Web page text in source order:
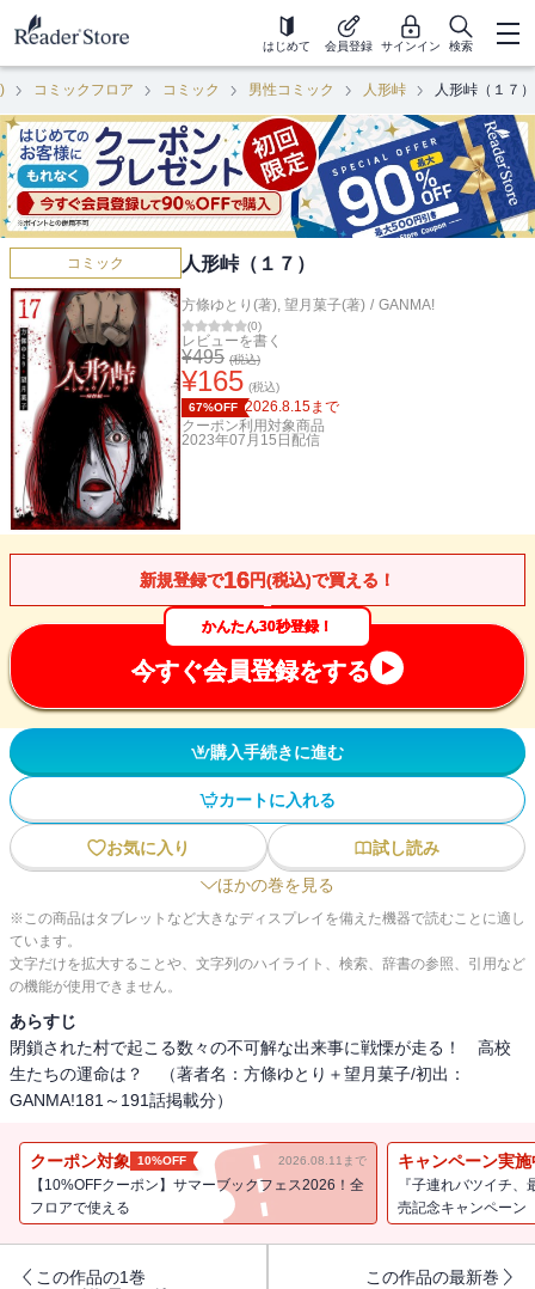
はじめて 会員登録 サインイン 検索
コミックフロア コミック 男性コミック 人形峠 人形峠（１７）
コミック 人形峠（１７）
方條ゆとり(著), 望月菓子(著) / GANMA!
(0)
レビューを書く
¥495 (税込)
¥165 (税込)
67%OFF 2026.8.15まで
クーポン利用対象商品
2023年07月15日 配信
新規登録で16円(税込)で買える！
かんたん30秒登録！
今すぐ会員登録をする
購入手続きに進む
カートに入れる
お気に入り
試し読み
ほかの巻を見る
※この商品はタブレットなど大きなディスプレイを備えた機器で読むことに適し
ています。
文字だけを拡大することや、文字列のハイライト、検索、辞書の参照、引用など
の機能が使用できません。
あらすじ
閉鎖された村で起こる数々の不可解な出来事に戦慄が走る！ 高校
生たちの運命は？ （著者名：方條ゆとり＋望月菓子/初出：
GANMA!181～191話掲載分）
クーポン対象 10%OFF 2026.08.11まで
【10%OFFクーポン】サマーブックフェス2026！全
フロアで使える
キャンペーン実施
『子連れバツイチ
売記念キャンペーン
この作品の1巻 この作品の最新巻